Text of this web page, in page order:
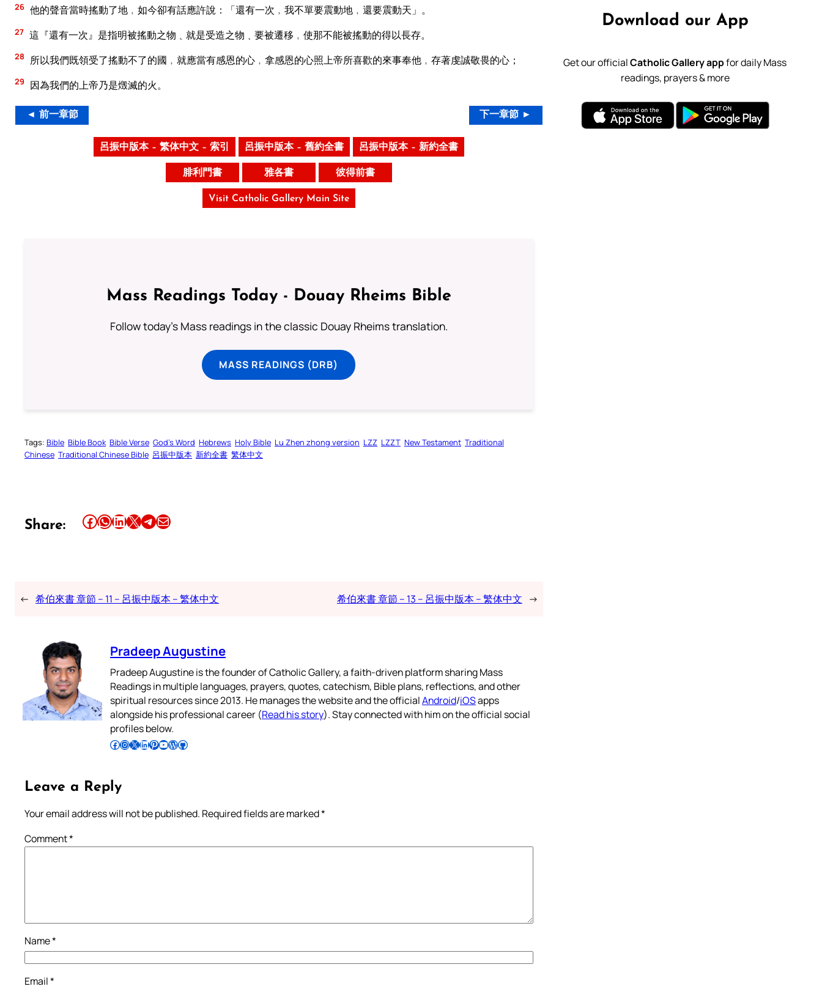
26 他的聲音當時搖動了地﹐如今卻有話應許說：「還有一次﹐我不單要震動地﹐還要震動天」。
27 這『還有一次』是指明被搖動之物﹑就是受造之物﹑要被遷移﹐使那不能被搖動的得以長存。
28 所以我們既領受了搖動不了的國﹐就應當有感恩的心﹐拿感恩的心照上帝所喜歡的來事奉他﹐存著虔誠敬畏的心；
29 因為我們的上帝乃是燬滅的火。
◄ 前一章節 下一章節 ►
呂振中版本 – 繁体中文 – 索引 呂振中版本 – 舊約全書 呂振中版本 – 新約全書
腓利門書 雅各書 彼得前書
Visit Catholic Gallery Main Site
Mass Readings Today - Douay Rheims Bible
Follow today's Mass readings in the classic Douay Rheims translation.
MASS READINGS (DRB)
Tags: Bible Bible Book Bible Verse God’s Word Hebrews Holy Bible Lu Zhen zhong version LZZ LZZT New Testament Traditional
Chinese Traditional Chinese Bible 呂振中版本 新約全書 繁体中文
Share: Share this article on Facebook Share this article on WhatsApp Share this article on LinkedIn Share this article on X Share this article on TelegramEmail this Article
← 希伯來書 章節 – 11 – 呂振中版本 – 繁体中文 希伯來書 章節 – 13 – 呂振中版本 – 繁体中文 →
Pradeep Augustine
Pradeep Augustine is the founder of Catholic Gallery, a faith-driven platform sharing Mass
Readings in multiple languages, prayers, quotes, catechism, Bible plans, reflections, and other
spiritual resources since 2013. He manages the website and the officialAndroid/iOSapps
alongside his professional career (Read his story). Stay connected with him on the official social
profiles below.
Follow Pradeep on Facebook Follow Pradeep on InstagramFollow Pradeep on X Follow Pradeep on LinkedIn Follow Pradeep on Pinterest Subscribe to Pradeep’s Youtube Channel Follow Pradeep on WordPress Follow Pradeep on GitHub
Leave a Reply
Your email address will not be published. Required fields are marked*
Comment*
Name*
Email*
Download our App
Get our officialCatholic Gallery appfor daily Mass
readings, prayers & more